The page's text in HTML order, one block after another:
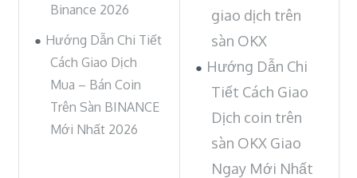
Binance 2026
Hướng Dẫn Chi Tiết
Cách Giao Dịch
Mua – Bán Coin
Trên Sàn BINANCE
Mới Nhất 2026
giao dịch trên
sàn OKX
Hướng Dẫn Chi
Tiết Cách Giao
Dịch coin trên
sàn OKX Giao
Ngay Mới Nhất